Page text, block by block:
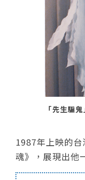
「先生騙
1987年上映的
魂》，展現出他